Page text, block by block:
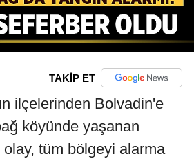
TAKİP ET
ilçelerinden Bolvadin'e
köyünde yaşanan
tüm bölgeyi alarma